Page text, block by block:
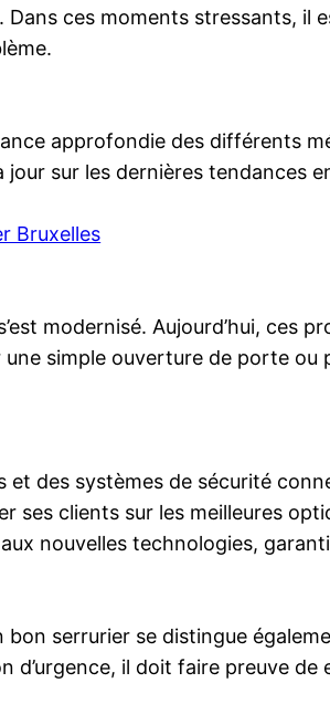
ces moments stressants, il
approfondie des différents
sur les dernières tendances
Bruxelles
modernisé. Aujourd’hui,
simple ouverture de porte ou
et des systèmes de sécurité
ses clients sur les meilleures
nouvelles technologies,
serrurier se distingue
d’urgence, il doit faire preuve